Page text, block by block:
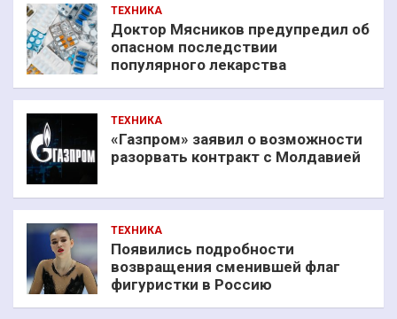
ТЕХНИКА
Доктор Мясников предупредил об
опасном последствии
популярного лекарства
ТЕХНИКА
«Газпром» заявил о возможности
разорвать контракт с Молдавией
ТЕХНИКА
Появились подробности
возвращения сменившей флаг
фигуристки в Россию